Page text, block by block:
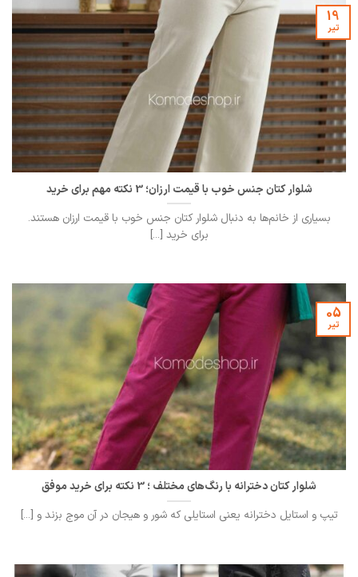
شلوار کتان جنس خوب با قیمت ارزان؛ 3 نکته مهم برای خرید
بسیاری از خانم‌ها به دنبال شلوار کتان جنس خوب با قیمت ارزان هستند.
برای خرید [...]
19
تیر
شلوار کتان دخترانه با رنگ‌های مختلف ؛ 3 نکته برای خرید موفق
تیپ و استایل دخترانه یعنی استایلی که شور و هیجان در آن موج بزند و [...]
05
تیر